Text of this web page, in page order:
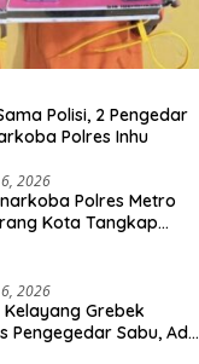
Polisi, 2 Pengedar
Polres Inhu
2026
Polres Metro
Kota Tangkap
Disita
2026
Kelayang Grebek
Pengegedar Sabu, Ada